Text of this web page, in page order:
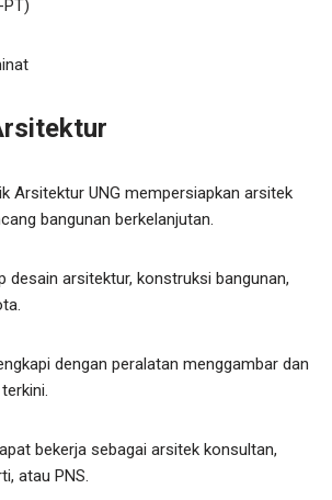
Arsitektur UNG mempersiapkan arsitek
bangunan berkelanjutan.
desain arsitektur, konstruksi bangunan,
dengan peralatan menggambar dan
bekerja sebagai arsitek konsultan,
atau PNS.